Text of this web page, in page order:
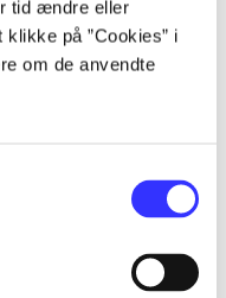
tid ændre eller
på ”Cookies” i
om de anvendte